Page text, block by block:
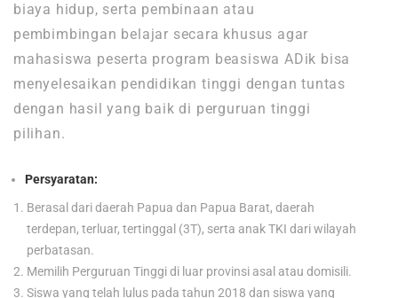
biaya hidup, serta pembinaan atau
pembimbingan belajar secara khusus agar
mahasiswa peserta program beasiswa ADik bisa
menyelesaikan pendidikan tinggi dengan tuntas
dengan hasil yang baik di perguruan tinggi
pilihan.
Persyaratan:
Berasal dari daerah Papua dan Papua Barat, daerah
terdepan, terluar, tertinggal (3T), serta anak TKI dari wilayah
perbatasan.
Memilih Perguruan Tinggi di luar provinsi asal atau domisili.
Siswa yang telah lulus pada tahun 2018 dan siswa yang